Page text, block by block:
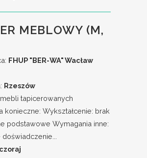
MEBLOWY (M,
FHUP "BER-WA" Wacław
Rzeszów
tapicerowanych
konieczne: Wykształcenie: brak
podstawowe Wymagania inne: